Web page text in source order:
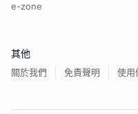
e-zone
其他
關於我們 免責聲明 使用